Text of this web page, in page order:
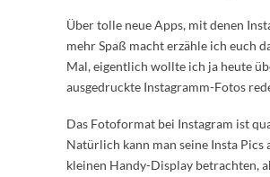
Über tolle neue Apps, mit denen
mehr Spaß macht erzähle ich euch
Mal, eigentlich wollte ich ja heute
ausgedruckte Instagramm-Fotos
Das Fotoformat bei Instagram ist
Natürlich kann man seine Insta Pics
kleinen Handy-Display betrachten,